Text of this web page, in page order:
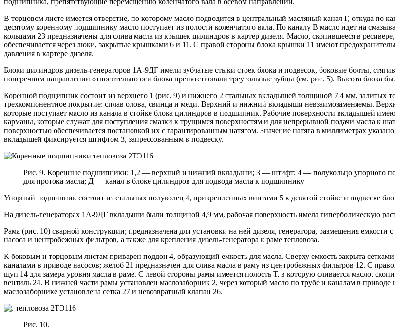
В торцовом листе имеется отверстие, по которому масло подводится в центральный масляный канал Г, откуда
десятому коренному подшипнику масло поступает из полости коленчатого вала. По каналу В масло идет на
кольцами 23 предназначены для слива масла из крышек цилиндров в картер дизеля. Масло, скопившееся в
обеспечивается через люки, закрытые крышками 6 и 11. С правой стороны блока крышки 11 имеют
давления в картере дизеля.
Блоки цилиндров дизель-генераторов 1А-9ДГ имели зубчатые стыки стоек блока и подвесок, боковые болты,
поперечном направлении относительно оси блока препятствовали треугольные зубцы (см. рис. 5). Высота блока
Коренной подщипник состоит из верхнего 1 (рис. 9) и нижнего 2 стальных вкладышей толщиной 7,4 мм, залитых
трехкомпонентное покрытие: сплав олова, свинца и меди. Верхний и нижний вкладыши невзаимозаменяемы.
которые поступает масло из канала в стойке блока цилиндров в подшипник. Рабочие поверхности вкладышей
карманы, которые служат для поступления смазки к трущимся поверхностям и для непрерывной подачи масла
поверхностью обеспечивается постановкой их с гарантированным натягом. Значение натяга в миллиметрах
вкладышей фиксируется штифтом 3, запрессованным в подвеску.
Рис. 9. Коренные подшипники: 1,2 — верхний и нижний вкладыши; 3 — штифт; 4 — полукольцо упорного
для протока масла; Д — канал в блоке цилиндров для подвода масла к подшипнику
Упорный подшипник состоит из стальных полуколец 4, прикрепленных винтами 5 к девятой стойке и подвеске
На дизель-генераторах 1А-9ДГ вкладыши были толщиной 4,9 мм, рабочая поверхность имела гиперболическую
Рама (рис. 10) сварной конструкции; предназначена для установки на ней дизеля, генератора, размещения
насоса и центробежных фильтров, а также для крепления дизель-генератора к раме тепловоза.
К боковым и торцовым листам приварен поддон 4, образующий емкость для масла. Сверху емкость закрыта
каналами в приводе насосов; желоб 21 предназначен для слива масла в раму из центробежных фильтров 12. С
щуп 14 для замера уровня масла в раме. С левой стороны рамы имеется полость Т, в которую сливается масло,
вентиль 24. В нижней части рамы установлен маслозаборник 2, через который масло по трубе и каналам в
маслозаборнике установлена сетка 27 и невозвратный клапан 26.
Рис. 10.